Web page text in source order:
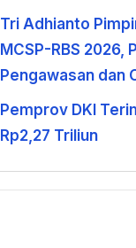
Dimulai
Tri Adhianto
MCSP-RBS 2026,
Pengawasan dan
Korupsi
Pemprov DKI
Rp2,27 Triliun